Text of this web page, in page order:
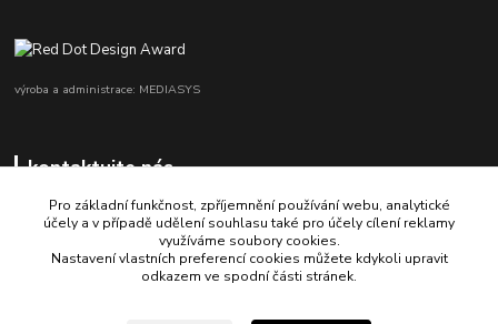
výroba a administrace: MEDIASYS
kontaktujte nás
+420 725 347 646
Pro základní funkčnost, zpříjemnění používání webu, analytické
účely a v případě udělení souhlasu také pro účely cílení reklamy
využíváme soubory cookies.
Nastavení vlastních preferencí cookies můžete kdykoli upravit
odkazem ve spodní části stránek.